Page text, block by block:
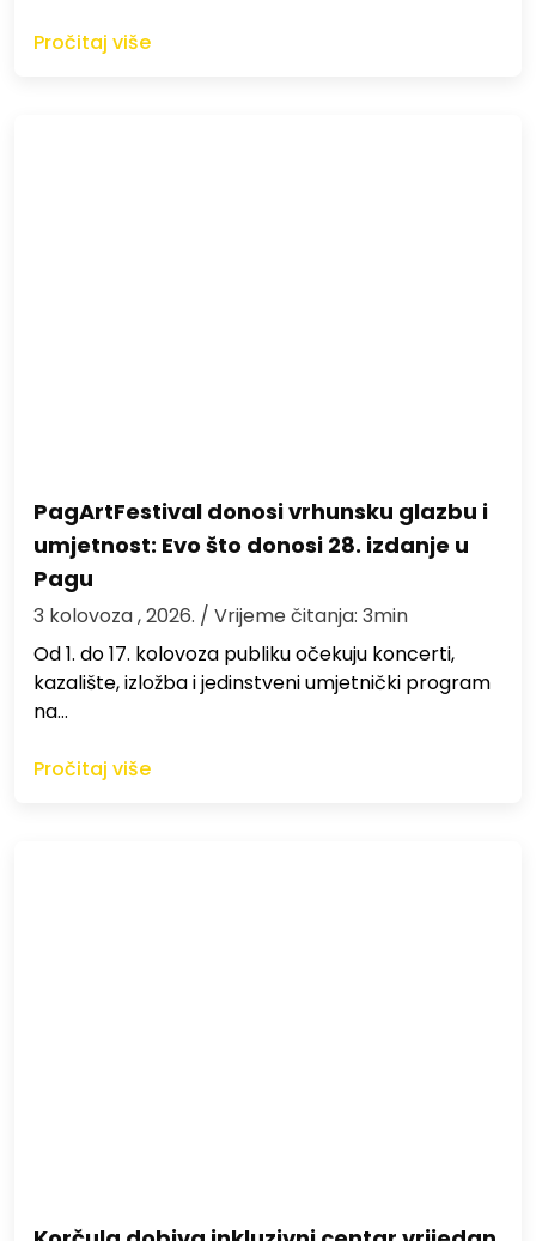
Pročitaj više
PagArtFestival donosi vrhunsku glazbu i
umjetnost: Evo što donosi 28. izdanje u
Pagu
3 kolovoza , 2026. / Vrijeme čitanja: 3min
Od 1. do 17. kolovoza publiku očekuju koncerti,
kazalište, izložba i jedinstveni umjetnički program
na…
Pročitaj više